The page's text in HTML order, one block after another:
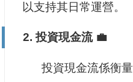
以支持其日常運營。
2. 投資現金流 💼
投資現金流係衡